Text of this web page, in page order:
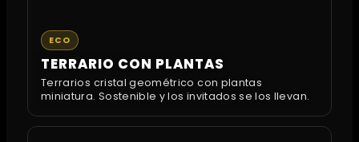
ECO
TERRARIO CON PLANTAS
Terrarios cristal geométrico con plantas
miniatura. Sostenible y los invitados se los llevan.